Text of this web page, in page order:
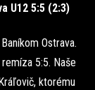
U12 5:5 (2:3)
Ostrava.
5:5. Naše
ktorému